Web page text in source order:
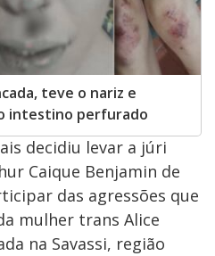
teve o nariz e
intestino perfurado
decidiu levar a júri
Caique Benjamin de
das agressões que
mulher trans Alice
na Savassi, região